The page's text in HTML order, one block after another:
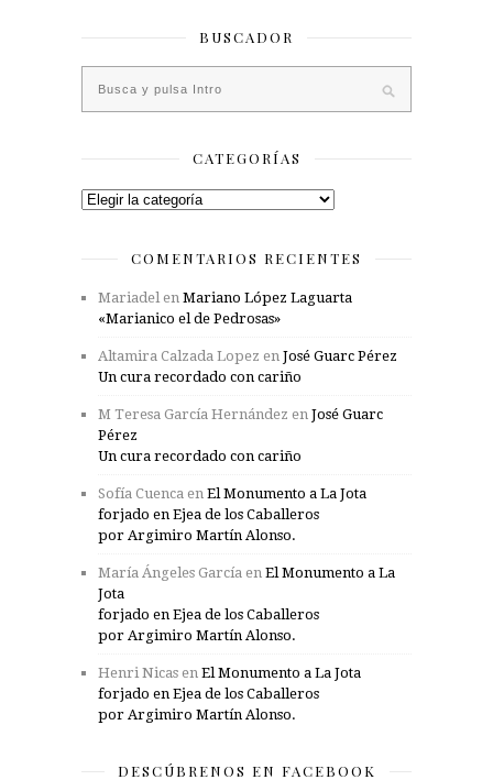
BUSCADOR
CATEGORÍAS
Categorías
COMENTARIOS RECIENTES
Mariadelen Mariano López Laguarta
«Marianico el de Pedrosas»
Altamira Calzada Lopez en José Guarc Pérez
Un cura recordado con cariño
M Teresa García Hernández en José Guarc
Pérez
Un cura recordado con cariño
Sofía Cuenca en El Monumento a La Jota
forjado en Ejea de los Caballeros
por Argimiro Martín Alonso.
María Ángeles García en El Monumento a La
Jota
forjado en Ejea de los Caballeros
por Argimiro Martín Alonso.
Henri Nicas en El Monumento a La Jota
forjado en Ejea de los Caballeros
por Argimiro Martín Alonso.
DESCÚBRENOS EN FACEBOOK